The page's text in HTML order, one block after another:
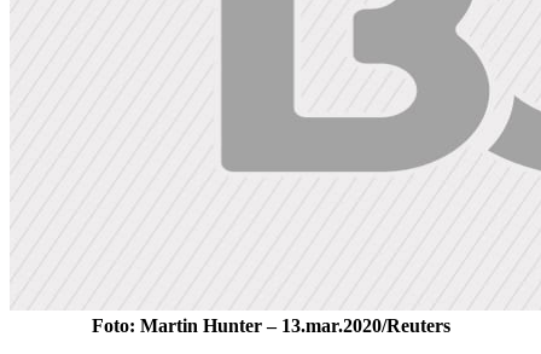
Foto: Martin Hunter – 13.mar.2020/Reuters